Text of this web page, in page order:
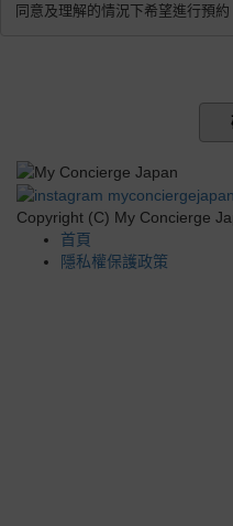
同意及理解的情況下希望進行預約
Copyright (C) My Concierge
首頁
隱私權保護政策